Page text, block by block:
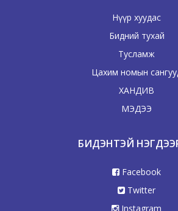
Нүүр хуудас
Бидний тухай
Тусламж
Цахим номын
ХАНДИВ
МЭДЭЭ
БИДЭНТЭЙ
Facebook
Twitter
Instagram